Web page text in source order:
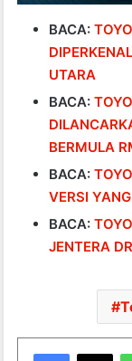
BACA:
UTARA
BACA:
BERMULA
BACA:
VERSI
BACA:
JENTERA